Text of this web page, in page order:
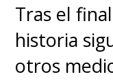
Tras el
historia
otros